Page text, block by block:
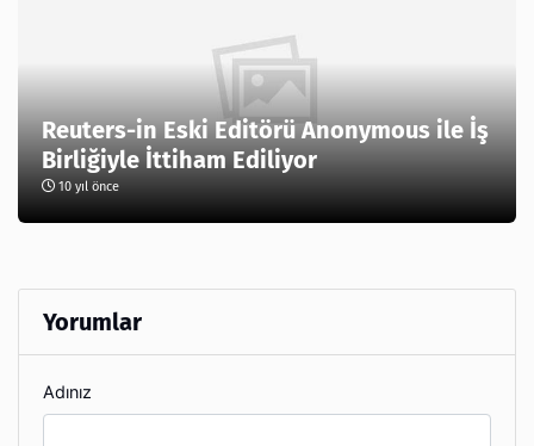
Reuters-in Eski Editörü Anonymous ile İş
Birliğiyle İttiham Ediliyor
10 yıl önce
Yorumlar
Adınız